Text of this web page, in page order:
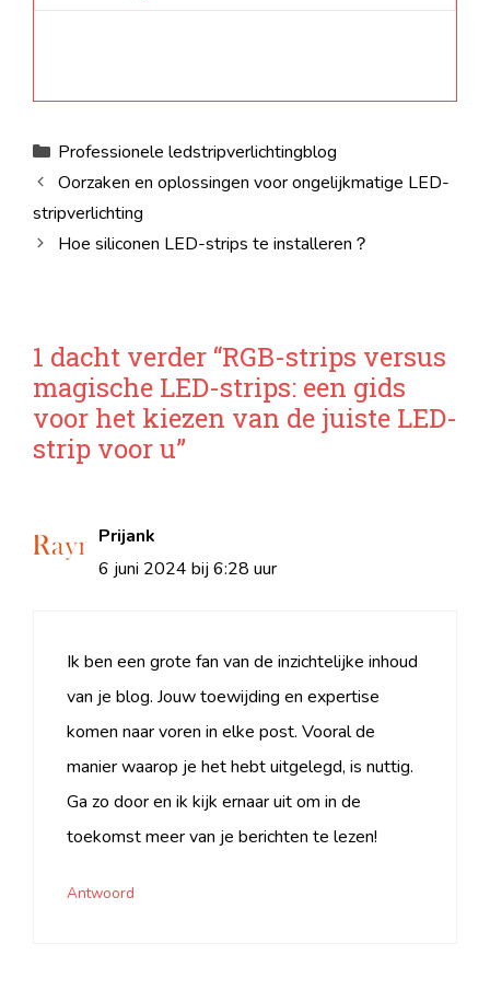
Categorieën
Professionele ledstripverlichtingblog
Oorzaken en oplossingen voor ongelijkmatige LED-
stripverlichting
Hoe siliconen LED-strips te installeren？
1 dacht verder “RGB-strips versus
magische LED-strips: een gids
voor het kiezen van de juiste LED-
strip voor u”
Prijank
6 juni 2024 bij 6:28 uur
Ik ben een grote fan van de inzichtelijke inhoud
van je blog. Jouw toewijding en expertise
komen naar voren in elke post. Vooral de
manier waarop je het hebt uitgelegd, is nuttig.
Ga zo door en ik kijk ernaar uit om in de
toekomst meer van je berichten te lezen!
Antwoord